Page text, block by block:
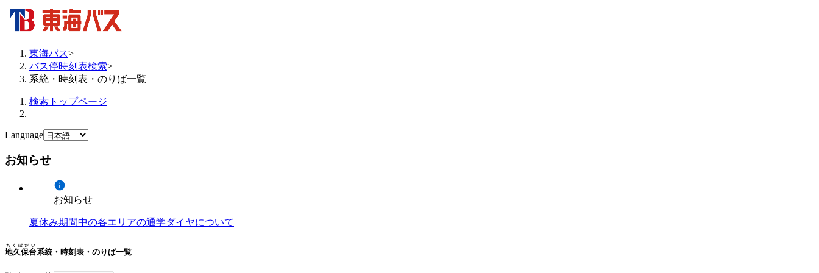
東海バス>
バス停時刻表検索>
系統・時刻表・のりば一覧
検索トップページ
Language
お知らせ
お知らせ
夏休み期間中の各エリアの通学ダイヤについて
地久保台
ちくぼだい
系統・時刻表・のりば一覧